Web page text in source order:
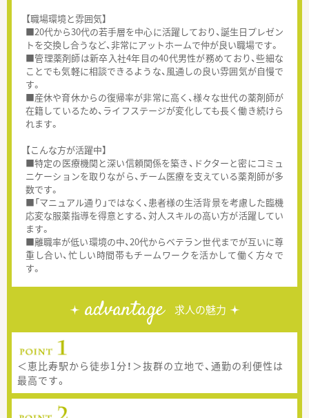
【職場環境と雰囲気】
■20代から30代の若手層を中心に活躍しており、誕生日プレゼン
トを交換し合うなど、非常にアットホームで仲が良い職場です。
■管理薬剤師は新卒入社4年目の40代男性が務めており、些細な
ことでも気軽に相談できるような、風通しの良い雰囲気が自慢で
す。
■産休や育休からの復帰率が非常に高く、様々な世代の薬剤師が
在籍しているため、ライフステージが変化しても長く働き続けら
れます。
【こんな方が活躍中】
■特定の医療機関と深い信頼関係を築き、ドクターと密にコミュ
ニケーションを取りながら、チーム医療を支えている薬剤師が多
数です。
■「マニュアル通り」ではなく、患者様の生活背景を考慮した臨機
応変な服薬指導を得意とする、対人スキルの高い方が活躍してい
ます。
■離職率が低い環境の中、20代からベテラン世代までが互いに尊
重し合い、忙しい時間帯もチームワークを活かして働く方々で
す。
advantage 求人の魅力
＜恵比寿駅から徒歩1分！＞抜群の立地で、通勤の利便性は
最高です。